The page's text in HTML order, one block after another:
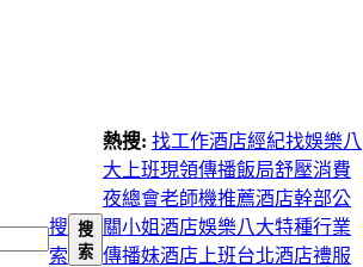
搜
索
搜
索
熱搜: 找工作酒店經紀找娛樂八
大上班現領傳播飯局舒壓消費
夜總會老師機推薦酒店幹部公
關小姐酒店娛樂八大特種行業
傳播妹酒店上班台北酒店禮服